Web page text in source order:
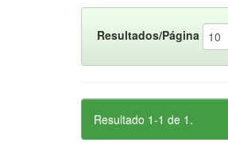
Resultados/Página
Resultado 1-1 de 1.